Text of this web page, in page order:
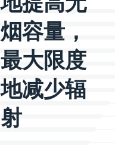
烟容量，
最大限度
地减少辐
射